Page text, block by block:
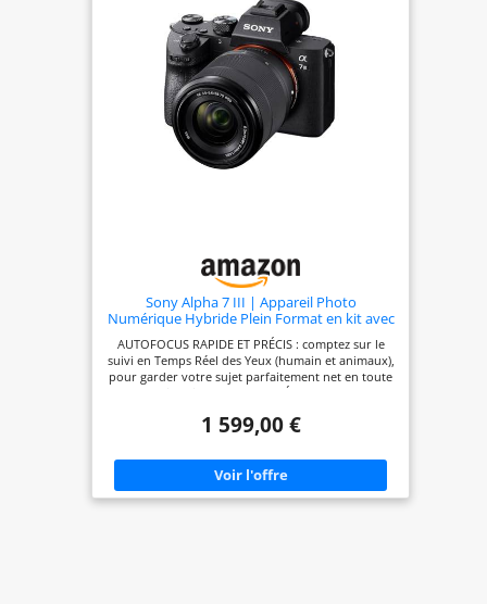
Sony Alpha 7 III | Appareil Photo
Numérique Hybride Plein Format en kit avec
l'Objectif Zoom FE 28-70mm f/3.5-5.6 OSS II (
AF en 0.02s, stabilisation interne 5 axes, 4K
HLG, Batterie Haute Capacité)
AUTOFOCUS RAPIDE ET PRÉCIS : comptez sur le
suivi en Temps Réel des Yeux (humain et animaux),
pour garder votre sujet parfaitement net en toute
24,2 Mp rétro-éclairé associé à une sensibilité ISO
même en basse lumière VIDÉO PROFESSIONNEL :
Utilisation de tout les pixels du capteur sans "pixel
binning" pour l'enregistrement de vidéos 4K HDR
haute précision PRIDE DE VUE STABLE :
1 599,00 €